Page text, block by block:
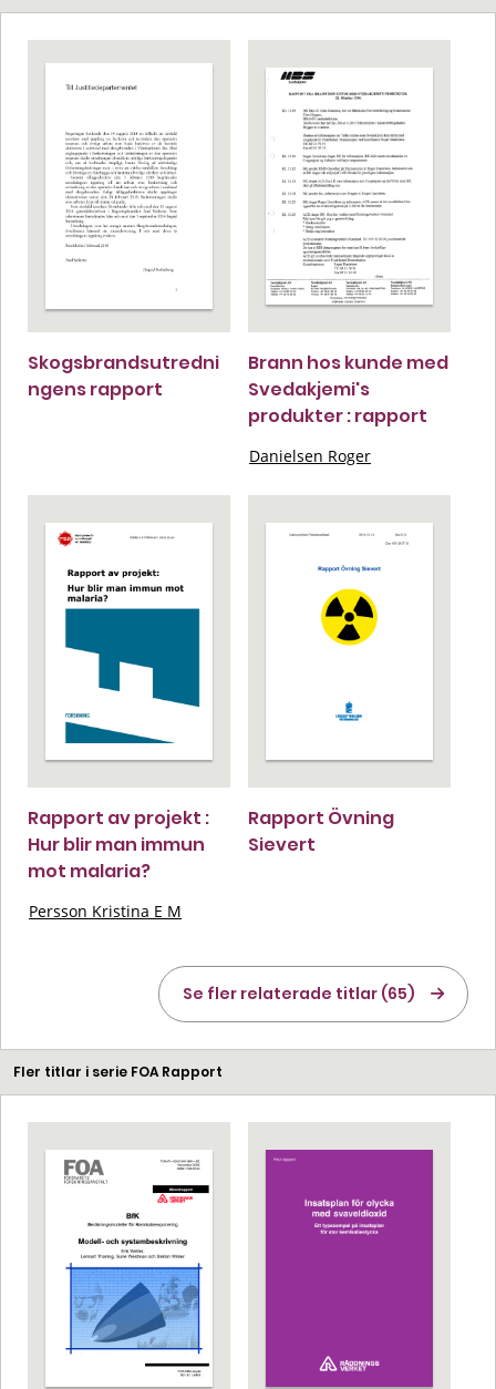
Skogsbrandsutredni
ngens rapport
Brann hos kunde med
Svedakjemi's
produkter : rapport
Danielsen Roger
Rapport av projekt :
Hur blir man immun
mot malaria?
Persson Kristina E M
Rapport Övning
Sievert
Se fler relaterade titlar (65)
Fler titlar i serie FOA Rapport